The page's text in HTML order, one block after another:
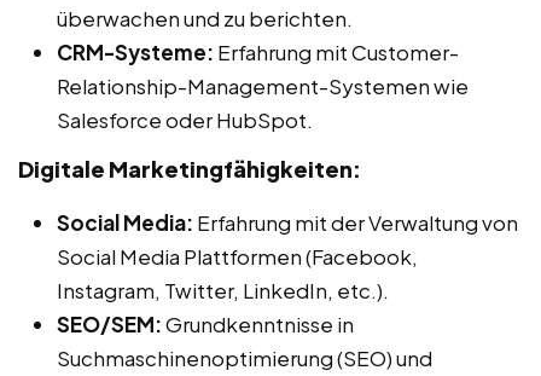
überwachen und zu berichten.
CRM-Systeme: Erfahrung mit Customer-
Relationship-Management-Systemen wie
Salesforce oder HubSpot.
Digitale Marketingfähigkeiten:
Social Media: Erfahrung mit der Verwaltung von
Social Media Plattformen (Facebook,
Instagram, Twitter, LinkedIn, etc.).
SEO/SEM:Grundkenntnisse in
Suchmaschinenoptimierung (SEO) und